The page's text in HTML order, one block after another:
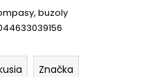
buzoly
Značka